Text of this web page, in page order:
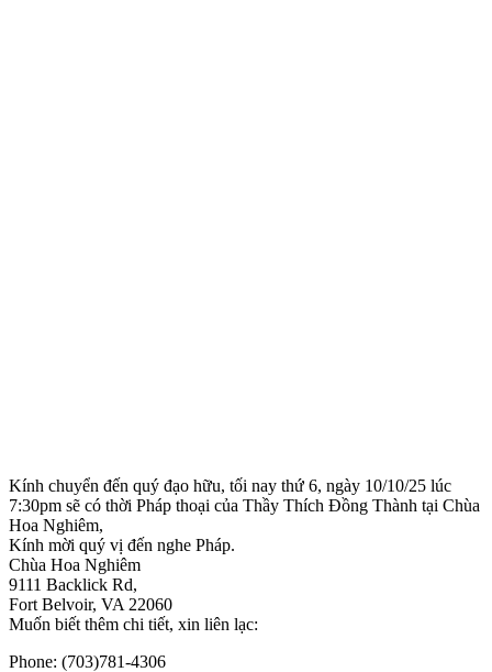
Kính chuyển đến quý đạo hữu, tối nay thứ 6, ngày 10/10/25 lúc
7:30pm sẽ có thời Pháp thoại của Thầy Thích Đồng Thành tại Chùa
Hoa Nghiêm,
Kính mời quý vị đến nghe Pháp.
Chùa Hoa Nghiêm
9111 Backlick Rd,
Fort Belvoir, VA 22060
Muốn biết thêm chi tiết, xin liên lạc:
Phone: (703)781-4306